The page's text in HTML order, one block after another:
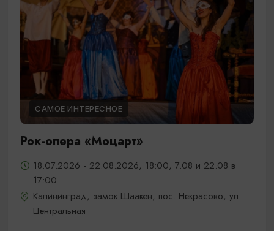
САМОЕ ИНТЕРЕСНОЕ
Рок-опера «Моцарт»
18.07.2026 - 22.08.2026, 18:00, 7.08 и 22.08 в
17:00
Калининград, замок Шаакен, пос. Некрасово, ул.
Центральная